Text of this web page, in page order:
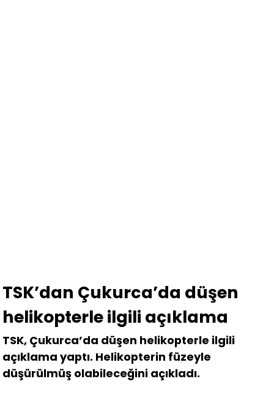
TSK’dan Çukurca’da düşen
helikopterle ilgili açıklama
TSK, Çukurca’da düşen helikopterle ilgili
açıklama yaptı. Helikopterin füzeyle
düşürülmüş olabileceğini açıkladı.